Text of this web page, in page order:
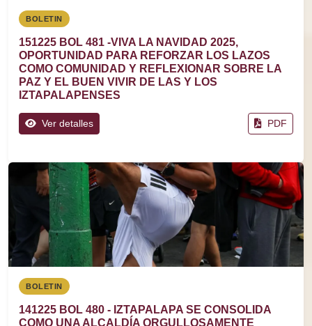
BOLETIN
151225 BOL 481 -VIVA LA NAVIDAD 2025,
OPORTUNIDAD PARA REFORZAR LOS LAZOS
COMO COMUNIDAD Y REFLEXIONAR SOBRE LA
PAZ Y EL BUEN VIVIR DE LAS Y LOS
IZTAPALAPENSES
Ver detalles PDF
BOLETIN
141225 BOL 480 - IZTAPALAPA SE CONSOLIDA
COMO UNA ALCALDÍA ORGULLOSAMENTE